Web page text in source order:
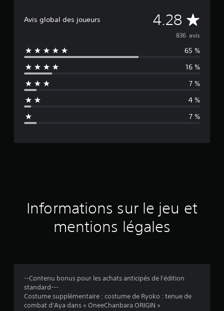
Avis global des joueurs 4.28 M
o
y
e
n
d
a
:
836 avis
65 %
16 %
7 %
4 %
7 %
Informations sur le jeu et
mentions légales
--Contenu bonus pour les achats anticipés de l'édition
standard---
Costume supplémentaire : costume de Ryoko : tenue de
combat d'Aya dans « OneeChanbara ORIGIN »